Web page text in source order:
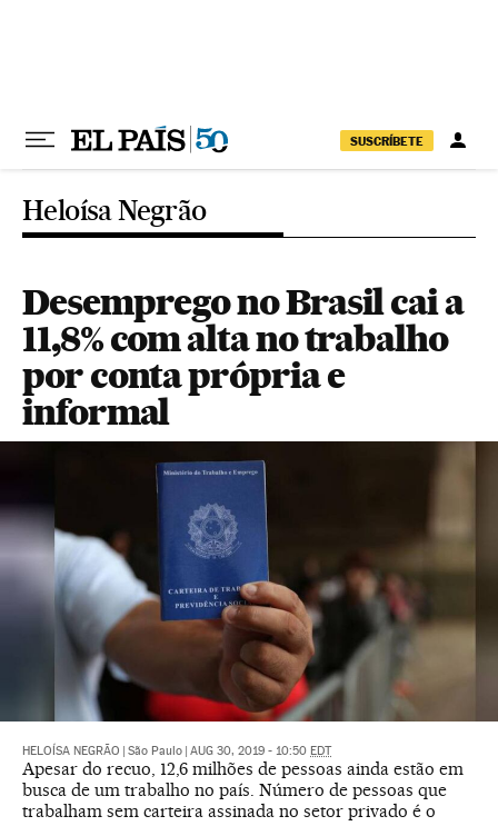
SUSCRÍBETE
Heloísa Negrão
Desemprego no Brasil cai a
11,8% com alta no trabalho
por conta própria e
informal
HELOÍSA NEGRÃO São Paulo AUG 30, 2019 - 10:50 EDT
Apesar do recuo, 12,6 milhões de pessoas ainda estão em
busca de um trabalho no país. Número de pessoas que
trabalham sem carteira assinada no setor privado é o